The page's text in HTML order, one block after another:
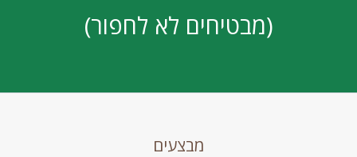
(מבטיחים לא לחפור)
מבצעים